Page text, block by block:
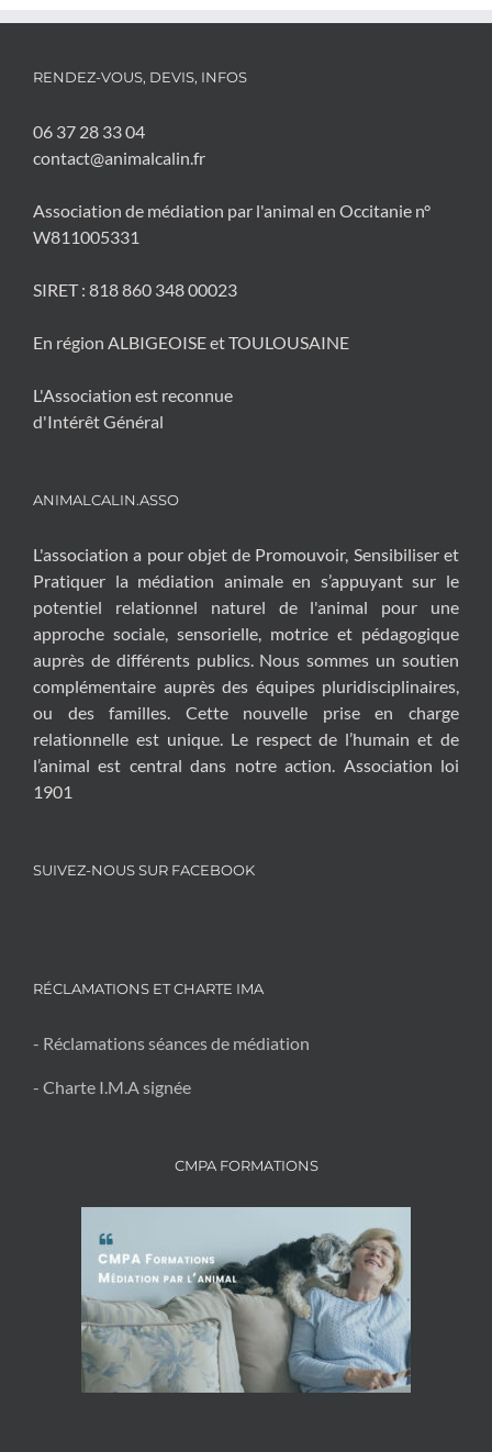
RENDEZ-VOUS, DEVIS, INFOS
06 37 28 33 04
contact@animalcalin.fr
Association de médiation par l'animal en Occitanie n°
W811005331
SIRET : 818 860 348 00023
En région ALBIGEOISE et TOULOUSAINE
L'Association est reconnue
d'Intérêt Général
ANIMALCALIN.ASSO
L'association a pour objet de Promouvoir, Sensibiliser et
Pratiquer la médiation animale en s’appuyant sur le
potentiel relationnel naturel de l'animal pour une
approche sociale, sensorielle, motrice et pédagogique
auprès de différents publics. Nous sommes un soutien
complémentaire auprès des équipes pluridisciplinaires,
ou des familles. Cette nouvelle prise en charge
relationnelle est unique. Le respect de l’humain et de
l’animal est central dans notre action. Association loi
1901
SUIVEZ-NOUS SUR FACEBOOK
RÉCLAMATIONS ET CHARTE IMA
- Réclamations séances de médiation
- Charte I.M.A signée
CMPA FORMATIONS